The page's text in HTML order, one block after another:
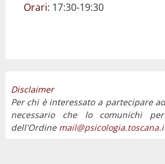
Orari: 17:30-19:30
Disclaimer
Per chi è interessato a partecipare
necessario che lo comunichi
dell'Ordine